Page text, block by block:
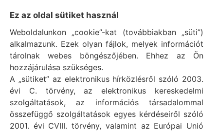
Impresszum
Vál Község Önkormányzat hivatalos honlapja
Vál Község Önkormányzat © 1996 - 2020
Adószám: 15727079-2-07
Adatvédelmi tájékoztató
Felelős: Bechtold Tamás polgármester
Cím: H-2473 Vál, Vajda János utca 2.
Telefon: +36 (22) 353-411
E-mail: polgarmester@val.hu
Ez az oldal sütiket használ
Weboldalunkon „cookie”-kat (továbbiakban „süti”)
alkalmazunk. Ezek olyan fájlok, melyek információt
tárolnak webes böngészőjében. Ehhez az Ön
hozzájárulása szükséges.
A „sütiket” az elektronikus hírközlésről szóló 2003.
évi C. törvény, az elektronikus kereskedelmi
szolgáltatások, az információs társadalommal
összefüggő szolgáltatások egyes kérdéseiről szóló
2001. évi CVIII. törvény, valamint az Európai Unió